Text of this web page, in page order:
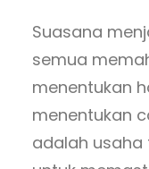
Suasana
semua
menentukan
menentukan
adalah usaha